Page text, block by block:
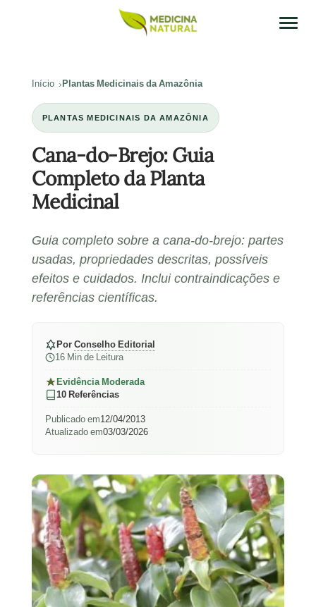
Início Plantas Medicinais da Amazônia
PLANTAS MEDICINAIS DA AMAZÔNIA
Cana-do-Brejo: Guia
Completo da Planta
Medicinal
Guia completo sobre a cana-do-brejo: partes
usadas, propriedades descritas, possíveis
efeitos e cuidados. Inclui contraindicações e
referências científicas.
PorConselho Editorial
16 Min de Leitura
Evidência Moderada
10 Referências
Publicado em12/04/2013
Atualizado em03/03/2026